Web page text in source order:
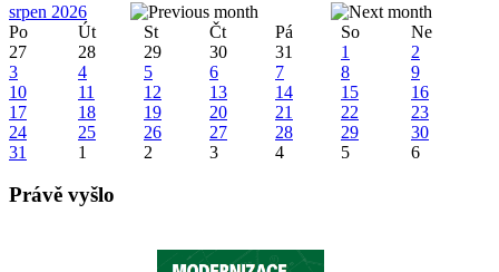
srpen 2026
Po
Út St Čt Pá So
Ne
27
28 29 30 31 1
2
3
4 5 6 7 8
9
10
11 12 13 14 15
16
17
18 19 20 21 22
23
24
25 26 27 28 29
30
31
1 2 3 4 5 6
Právě vyšlo